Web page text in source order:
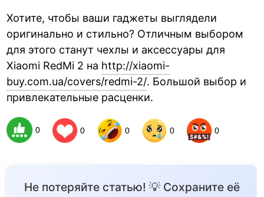
Хотите, чтобы ваши гаджеты выглядели
оригинально и стильно? Отличным выбором
для этого станут чехлы и аксессуары для
Xiaomi RedMi 2 на http://xiaomi-
buy.com.ua/covers/redmi-2/. Большой выбор и
привлекательные расценки.
0 0 0 0 0
Не потеряйте статью! 💡 Сохраните её